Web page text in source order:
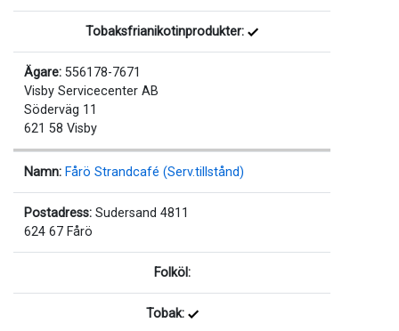
Tobaksfrianikotinprodukter:
Ägare: 556178-7671
Visby Servicecenter AB
Söderväg 11
621 58 Visby
Namn: Fårö Strandcafé (Serv.tillstånd)
Postadress: Sudersand 4811
624 67 Fårö
Folköl:
Tobak: